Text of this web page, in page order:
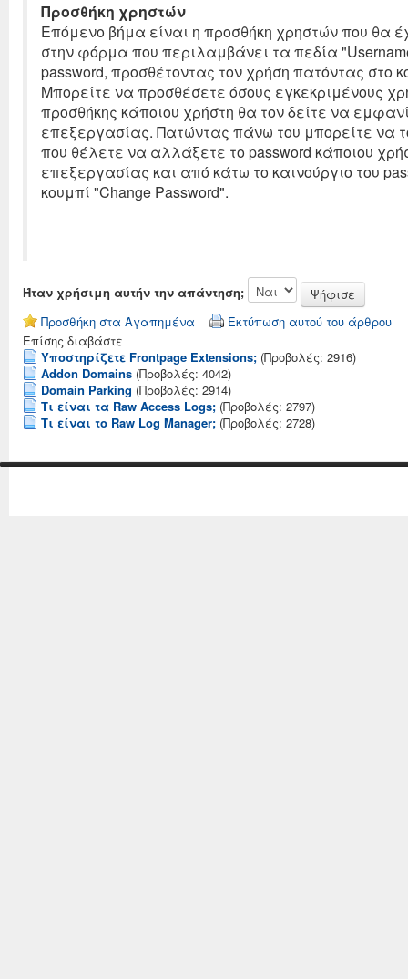
Προσθήκη χρηστών
Επόμενο βήμα είναι η προσθήκη χρηστών που θα
στην φόρμα που περιλαμβάνει τα πεδία
password, προσθέτοντας τον χρήση πατόντας στο
Μπορείτε να προσθέσετε όσους εγκεκριμένους
προσθήκης κάποιου χρήστη θα τον δείτε να
επεξεργασίας. Πατώντας πάνω του μπορείτε να
που θέλετε να αλλάξετε το password κάποιου
επεξεργασίας και από κάτω το καινούργιο του
κουμπί "Change Password".
Ήταν χρήσιμη αυτήν την απάντηση;
Προσθήκη στα Αγαπημένα
Εκτύπωση αυτού του άρθρου
Επίσης διαβάστε
Υποστηρίζετε Frontpage Extensions; (Προβολές: 2916)
Addon Domains (Προβολές: 4042)
Domain Parking (Προβολές: 2914)
Tι είναι τα Raw Access Logs; (Προβολές: 2797)
Τι είναι το Raw Log Manager; (Προβολές: 2728)